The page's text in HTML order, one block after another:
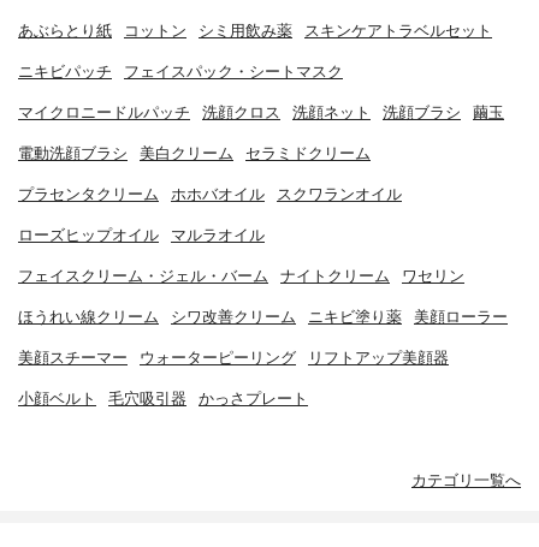
あぶらとり紙 コットン シミ用飲み薬 スキンケアトラベルセット
ニキビパッチ フェイスパック・シートマスク
マイクロニードルパッチ 洗顔クロス 洗顔ネット 洗顔ブラシ 繭玉
電動洗顔ブラシ 美白クリーム セラミドクリーム
プラセンタクリーム ホホバオイル スクワランオイル
ローズヒップオイル マルラオイル
フェイスクリーム・ジェル・バーム ナイトクリーム ワセリン
ほうれい線クリーム シワ改善クリーム ニキビ塗り薬 美顔ローラー
美顔スチーマー ウォーターピーリング リフトアップ美顔器
小顔ベルト 毛穴吸引器 かっさプレート
カテゴリ一覧へ